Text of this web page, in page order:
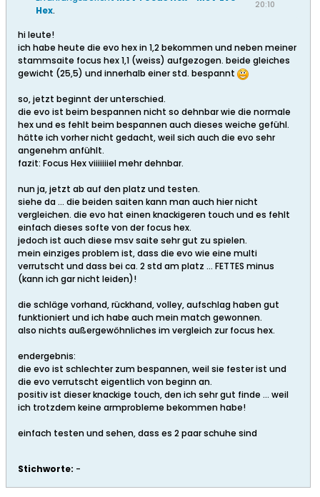
Hex.
20:10
hi leute!
ich habe heute die evo hex in 1,2 bekommen und neben meiner
stammsaite focus hex 1,1 (weiss) aufgezogen. beide gleiches
gewicht (25,5) und innerhalb einer std. bespannt
so, jetzt beginnt der unterschied.
die evo ist beim bespannen nicht so dehnbar wie die normale
hex und es fehlt beim bespannen auch dieses weiche gefühl.
hätte ich vorher nicht gedacht, weil sich auch die evo sehr
angenehm anfühlt.
fazit: Focus Hex viiiiiiiel mehr dehnbar.
nun ja, jetzt ab auf den platz und testen.
siehe da ... die beiden saiten kann man auch hier nicht
vergleichen. die evo hat einen knackigeren touch und es fehlt
einfach dieses softe von der focus hex.
jedoch ist auch diese msv saite sehr gut zu spielen.
mein einziges problem ist, dass die evo wie eine multi
verrutscht und dass bei ca. 2 std am platz ... FETTES minus
(kann ich gar nicht leiden)!
die schläge vorhand, rückhand, volley, aufschlag haben gut
funktioniert und ich habe auch mein match gewonnen.
also nichts außergewöhnliches im vergleich zur focus hex.
endergebnis:
die evo ist schlechter zum bespannen, weil sie fester ist und
die evo verrutscht eigentlich von beginn an.
positiv ist dieser knackige touch, den ich sehr gut finde ... weil
ich trotzdem keine armprobleme bekommen habe!
einfach testen und sehen, dass es 2 paar schuhe sind
Stichworte: -